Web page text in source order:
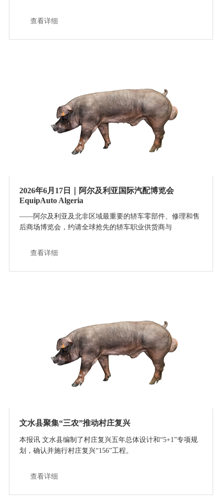
查看详细
2026年6月17日｜阿尔及利亚国际汽配博览会
EquipAuto Algeria
——阿尔及利亚及北非区域最重要的轿车零部件、修理和售
后商场博览会，约请全球抢先的轿车职业供货商与
查看详细
文水县聚集“三农”推动村庄复兴
本报讯 文水县编制了村庄复兴五年总体设计和“5+1”专项规
划，确认并施行村庄复兴“156”工程。
查看详细